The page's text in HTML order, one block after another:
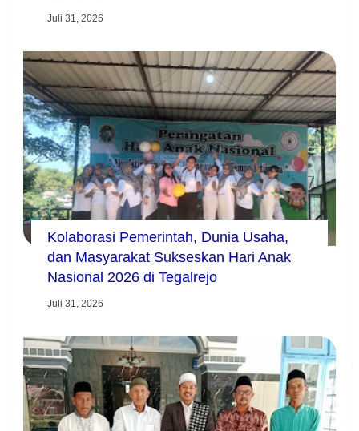
Juli 31, 2026
Kolaborasi Pemerintah, Dunia Usaha,
dan Masyarakat Sukseskan Hari Anak
Nasional 2026 di Tegalrejo
Juli 31, 2026